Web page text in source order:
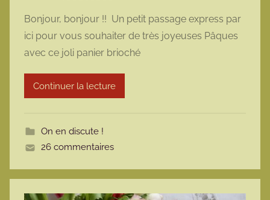
r
m
a
r
m
e
Bonjour, bonjour !! Un petit passage express par
ici pour vous souhaiter de très joyeuses Pâques
avec ce joli panier brioché
Continuer la lecture
On en discute !
26 commentaires